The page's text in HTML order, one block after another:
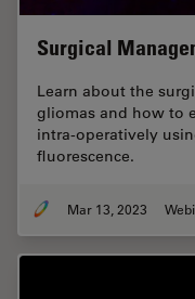
Surgical
Learn about the
gliomas and how to
intra-operatively
fluorescence.
Mar 13, 2023